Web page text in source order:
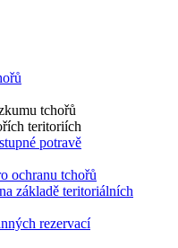
tchořů
teritoriích
potravě
ochranu tchořů
základě teritoriálních
rezervací